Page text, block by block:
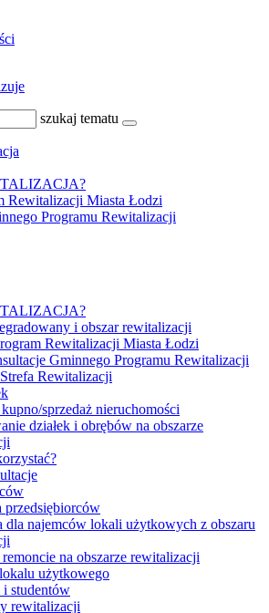
szukaj tematu
Rewitalizacji Miasta Łodzi
Programu Rewitalizacji
i obszar rewitalizacji
Rewitalizacji Miasta Łodzi
Gminnego Programu Rewitalizacji
Rewitalizacji
sprzedaż nieruchomości
działek i obrębów na obszarze
przedsiębiorców
dla najemców lokali użytkowych z obszaru
na obszarze rewitalizacji
użytkowego
studentów
rewitalizacji